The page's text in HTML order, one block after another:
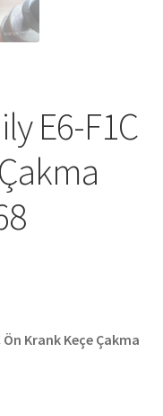
E6-F1C
Ön Krank Keçe Çakma